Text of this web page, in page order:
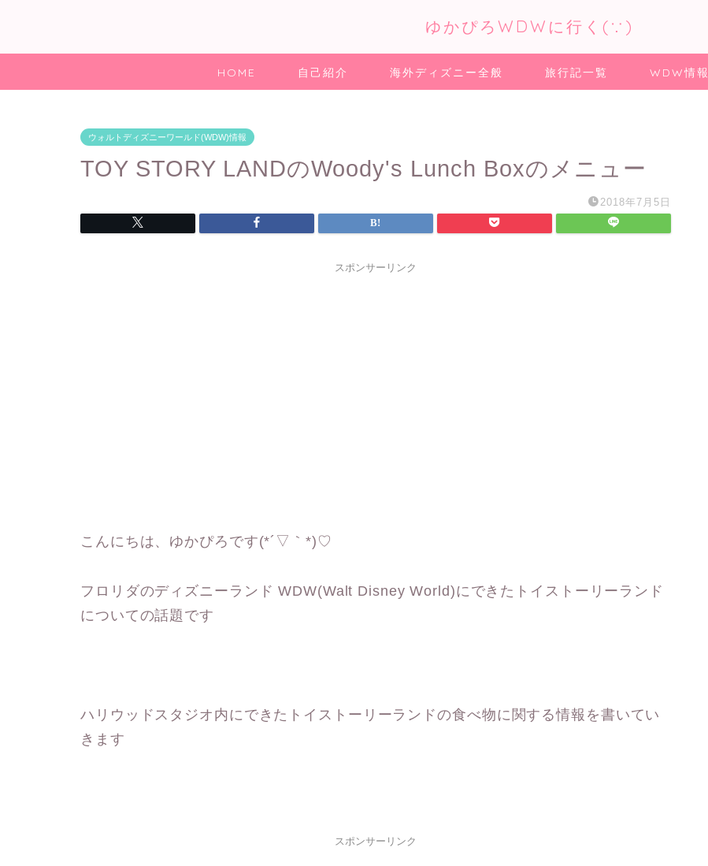
ゆかぴろWDWに行く(∵)
HOME 自己紹介 海外ディズニー全般 旅行記一覧 WDW情報
ウォルトディズニーワールド(WDW)情報
TOY STORY LANDのWoody's Lunch Boxのメニュー
2018年7月5日
スポンサーリンク
こんにちは、ゆかぴろです(*´▽｀*)♡
フロリダのディズニーランド WDW(Walt Disney World)にできたトイストーリーランド
についての話題です
ハリウッドスタジオ内にできたトイストーリーランドの食べ物に関する情報を書いてい
きます
スポンサーリンク